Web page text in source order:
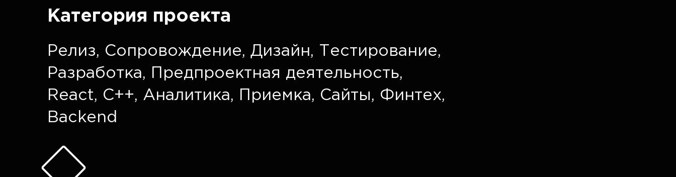
Категория проекта
Релиз, Сопровождение, Дизайн, Тестирование,
Разработка, Предпроектная деятельность,
React, C++, Аналитика, Приемка, Сайты, Финтех,
Backend